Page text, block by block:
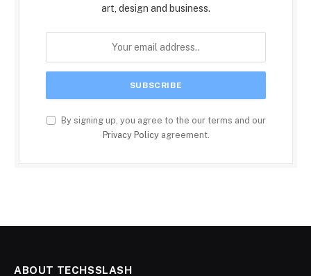
art, design and business.
By signing up, you agree to the our terms and our
Privacy Policyagreement.
ABOUT TECHSSLASH